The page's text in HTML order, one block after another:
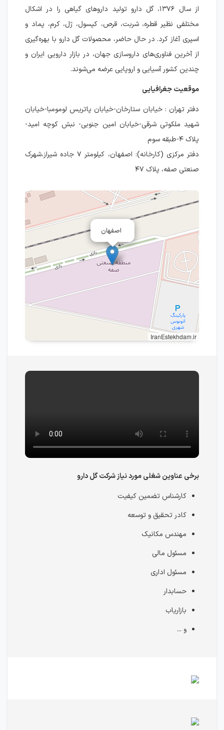
از سال ۱۳۷۶، گل دارو تولید داروهای گیاهی را در اشکال
مختلفی نظیر قطره، شربت، قرص، کپسول، ژل، کرم، پماد و
اسپری آغاز کرد. در حال حاضر، محصولات گل دارو با بهره‌گیری
از آخرین فناوری‌های داروسازی جهان، در بازار دارویی ایران و
چندین کشور آسیایی و اروپایی عرضه می‌شوند.
موقعیت جغرافیایی
دفتر تهران : خيابان ستارخان-خيابان پاتريس لومومبا-خيابان
شهيد ملکوتی شرقی-خيابان امين جنوبی- نبش کوچه امید-
پلاک ۴-طبقه سوم
دفتر مرکزی (کارخانه): اصفهان، کیلومتر ۷ جاده شیراز،شهرک
صنعتی صفه، پلاک ۴۷
اصفهان
IranEstekhdam.ir
برخی عناوین شغلی مورد نیاز شرکت گل دارو
کارشناس تضمین کیفیت
کادر تحقیق و توسعه
مهندس مکانیک
مسئول مالی
مسئول اداری
حسابدار
بازاریاب
و ...